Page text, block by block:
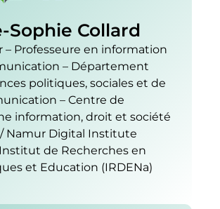
Sophie Collard
– Professeure en information
– Département
politiques, sociales et de
– Centre de
information, droit et société
/ Namur Digital Institute
de Recherches en
et Education (IRDENa)